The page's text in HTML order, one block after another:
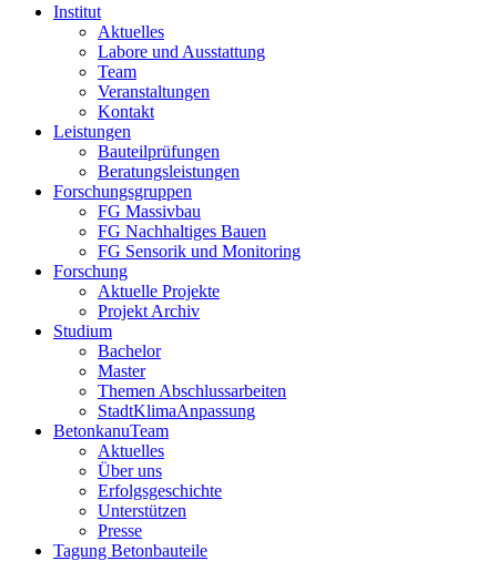
Institut
Aktuelles
Labore und Ausstattung
Team
Veranstaltungen
Kontakt
Leistungen
Bauteilprüfungen
Beratungsleistungen
Forschungsgruppen
FG Massivbau
FG Nachhaltiges Bauen
FG Sensorik und Monitoring
Forschung
Aktuelle Projekte
Projekt Archiv
Studium
Bachelor
Master
Themen Abschlussarbeiten
StadtKlimaAnpassung
BetonkanuTeam
Aktuelles
Über uns
Erfolgsgeschichte
Unterstützen
Presse
Tagung Betonbauteile